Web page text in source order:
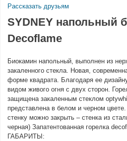
Рассказать друзьям
SYDNEY напольный
Decoflame
Биокамин напольный, выполнен из
закаленного стекла. Новая,
форме квадрата. Благодаря ее
видом живого огня с двух сторон.
защищена закаленным стеклом
представлена в белом и черном
стенку можно закрыть – стенка из
черная) Запатентованная горелка
ГАБАРИТЫ: